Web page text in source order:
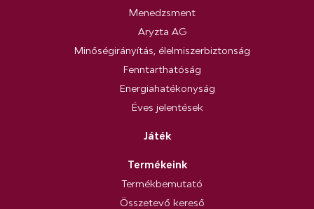
Menedzsment
Aryzta AG
Minőségirányítás, élelmiszerbiztonság
Fenntarthatóság
Energiahatékonyság
Éves jelentések
Játék
Termékeink
Termékbemutató
Összetevő kereső